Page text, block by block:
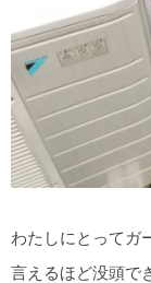
わたしにとってガ
言えるほど没頭で